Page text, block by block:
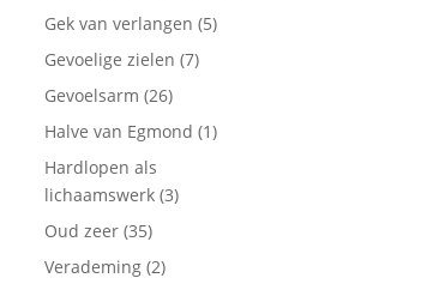
Gek van verlangen (5)
Gevoelige zielen (7)
Gevoelsarm (26)
Halve van Egmond (1)
Hardlopen als
lichaamswerk (3)
Oud zeer (35)
Verademing (2)